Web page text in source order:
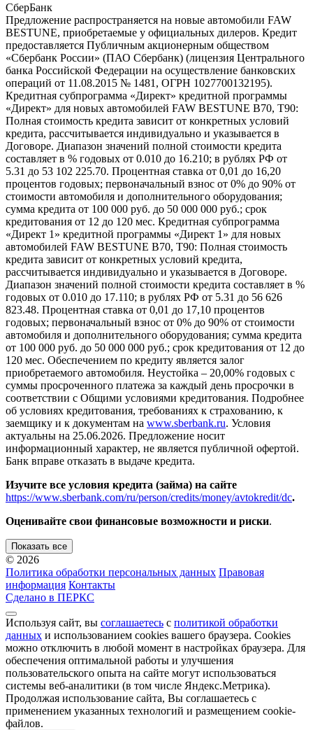
СберБанк
Предложение распространяется на новые автомобили FAW
BESTUNE, приобретаемые у официальных дилеров. Кредит
предоставляется Публичным акционерным обществом
«Сбербанк России» (ПАО Сбербанк) (лицензия Центрального
банка Российской Федерации на осуществление банковских
операций от 11.08.2015 № 1481, ОГРН 1027700132195).
Кредитная субпрограмма «Директ» кредитной программы
«Директ» для новых автомобилей FAW BESTUNE B70, T90:
Полная стоимость кредита зависит от конкретных условий
кредита, рассчитывается индивидуально и указывается в
Договоре. Диапазон значений полной стоимости кредита
составляет в % годовых от 0.010 до 16.210; в рублях РФ от
5.31 до 53 102 225.70. Процентная ставка от 0,01 до 16,20
процентов годовых; первоначальный взнос от 0% до 90% от
стоимости автомобиля и дополнительного оборудования;
сумма кредита от 100 000 руб. до 50 000 000 руб.; срок
кредитования от 12 до 120 мес. Кредитная субпрограмма
«Директ 1» кредитной программы «Директ 1» для новых
автомобилей FAW BESTUNE B70, T90: Полная стоимость
кредита зависит от конкретных условий кредита,
рассчитывается индивидуально и указывается в Договоре.
Диапазон значений полной стоимости кредита составляет в %
годовых от 0.010 до 17.110; в рублях РФ от 5.31 до 56 626
823.48. Процентная ставка от 0,01 до 17,10 процентов
годовых; первоначальный взнос от 0% до 90% от стоимости
автомобиля и дополнительного оборудования; сумма кредита
от 100 000 руб. до 50 000 000 руб.; срок кредитования от 12 до
120 мес. Обеспечением по кредиту является залог
приобретаемого автомобиля. Неустойка – 20,00% годовых с
суммы просроченного платежа за каждый день просрочки в
соответствии с Общими условиями кредитования. Подробнее
об условиях кредитования, требованиях к страхованию, к
заемщику и к документам на www.sberbank.ru. Условия
актуальны на 25.06.2026. Предложение носит
информационный характер, не является публичной офертой.
Банк вправе отказать в выдаче кредита.
Изучите все условия кредита (займа) на сайте
https://www.sberbank.com/ru/person/credits/money/avtokredit/dc.
Оценивайте свои финансовые возможности и риски.
Показать все
© 2026
Политика обработки персональных данных Правовая
информация Контакты
Сделано в ПЕРКС
Используя сайт, вы соглашаетесь с политикой обработки
данных и использованием cookies вашего браузера. Cookies
можно отключить в любой момент в настройках браузера. Для
обеспечения оптимальной работы и улучшения
пользовательского опыта на сайте могут использоваться
системы веб-аналитики (в том числе Яндекс.Метрика).
Продолжая использование сайта, Вы соглашаетесь с
применением указанных технологий и размещением cookie-
файлов.